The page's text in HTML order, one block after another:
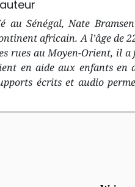
au Sénégal, Nate
africain. A l’âge de
rues au Moyen-Orient, il
en aide aux enfants en
écrits et audio
travers un ministère
Jésus sans condition.